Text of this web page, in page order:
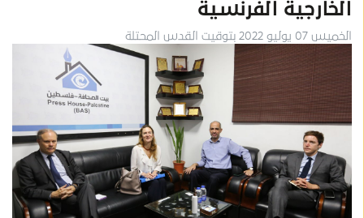
الخارجية الفرنسية
الخميس 07 يوليو 2022 بتوقيت القدس المحتلة